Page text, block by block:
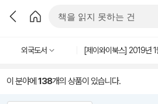
외국도서 [제이와이북스] 2019년
이 분야에 138개의 상품이 있습니다.